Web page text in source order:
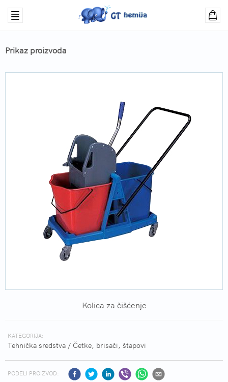
Prikaz proizvoda
Kolica za čišćenje
KATEGORIJA:
Tehnička sredstva / Četke, brisači, štapovi
PODELI PROIZVOD: